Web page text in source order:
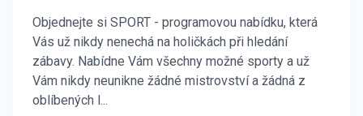
Objednejte si SPORT - programovou nabídku, která
Vás už nikdy nenechá na holičkách při hledání
zábavy. Nabídne Vám všechny možné sporty a už
Vám nikdy neunikne žádné mistrovství a žádná z
oblíbených l...